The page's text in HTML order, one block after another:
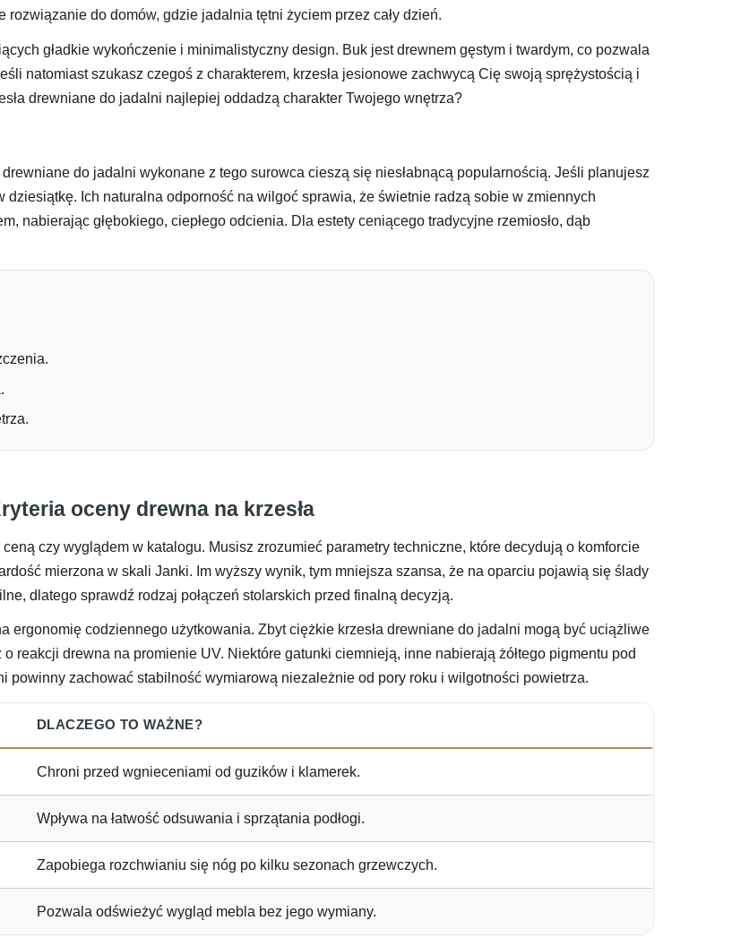
do domów, gdzie jadalnia tętni życiem przez cały dzień.
gładkie wykończenie i minimalistyczny design. Buk jest drewnem gęstym i twardym, co pozwala
natomiast szukasz czegoś z charakterem, krzesła jesionowe zachwycą Cię swoją sprężystością i
drewniane do jadalni najlepiej oddadzą charakter Twojego wnętrza?
do jadalni wykonane z tego surowca cieszą się niesłabnącą popularnością. Jeśli planujesz
Ich naturalna odporność na wilgoć sprawia, że świetnie radzą sobie w zmiennych
nabierając głębokiego, ciepłego odcienia. Dla estety ceniącego tradycyjne rzemiosło, dąb
oceny drewna na krzesła
czy wyglądem w katalogu. Musisz zrozumieć parametry techniczne, które decydują o komforcie
mierzona w skali Janki. Im wyższy wynik, tym mniejsza szansa, że na oparciu pojawią się ślady
dlatego sprawdź rodzaj połączeń stolarskich przed finalną decyzją.
ergonomię codziennego użytkowania. Zbyt ciężkie krzesła drewniane do jadalni mogą być uciążliwe
reakcji drewna na promienie UV. Niektóre gatunki ciemnieją, inne nabierają żółtego pigmentu pod
powinny zachować stabilność wymiarową niezależnie od pory roku i wilgotności powietrza.
DLACZEGO TO WAŻNE?
Chroni przed wgnieceniami od guzików i klamerek.
Wpływa na łatwość odsuwania i sprzątania podłogi.
Zapobiega rozchwianiu się nóg po kilku sezonach grzewczych.
Pozwala odświeżyć wygląd mebla bez jego wymiany.